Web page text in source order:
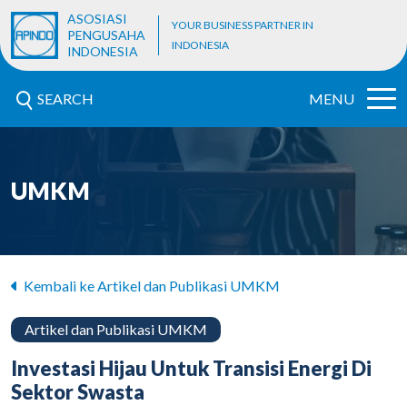
ASOSIASI
PENGUSAHA
INDONESIA
YOUR BUSINESS PARTNER IN
INDONESIA
SEARCH MENU
UMKM
Kembali ke Artikel dan Publikasi UMKM
Artikel dan Publikasi UMKM
Investasi Hijau Untuk Transisi Energi Di
Sektor Swasta